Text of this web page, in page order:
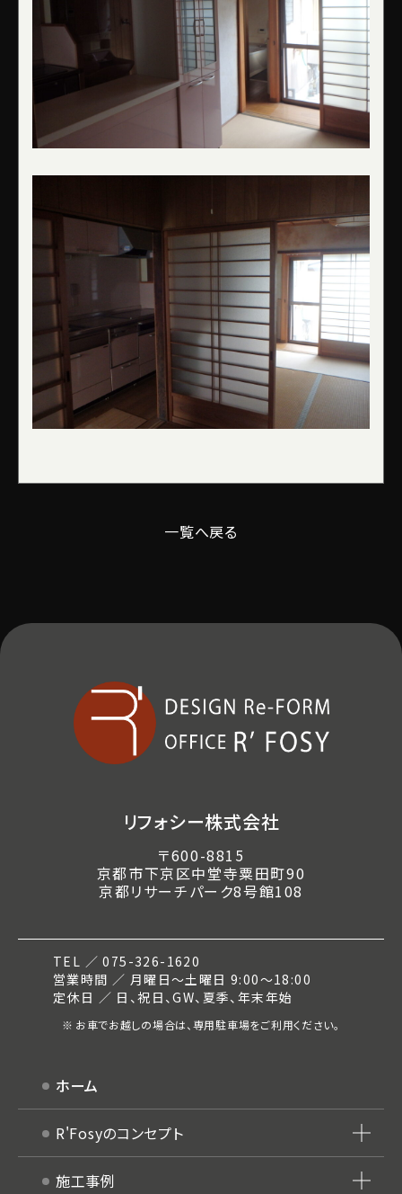
一覧へ戻る
リフォシー株式会社
〒600-8815
京都市下京区中堂寺粟田町90
京都リサーチパーク8号館108
TEL ／ 075-326-1620
営業時間 ／ 月曜日～土曜日 9:00～18:00
定休日 ／ 日、祝日、GW、夏季、年末年始
お車でお越しの場合は、専用駐車場をご利用ください。
ホーム
R'Fosyのコンセプト
施工事例